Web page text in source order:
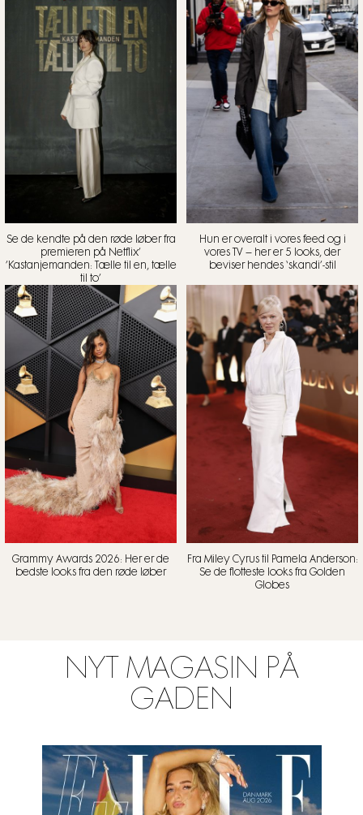
Se de kendte på den røde løber fra
premieren på Netflix’
’Kastanjemanden: Tælle til en, tælle
til to’
Hun er overalt i vores feed og i
vores TV – her er 5 looks, der
beviser hendes ‘skandi’-stil
Grammy Awards 2026: Her er de
bedste looks fra den røde løber
Fra Miley Cyrus til Pamela Anderson:
Se de flotteste looks fra Golden
Globes
NYT MAGASIN PÅ
GADEN